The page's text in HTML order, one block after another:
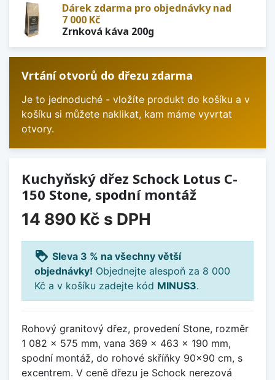
Dárek zdarma pro objednávky nad
7 000 Kč
Zrnková káva 200g
Vrtání otvorů do dřezu zdarma
Je to jednoduché - vložíte produkt do košíku a v
košíku si můžete naklikat, kam máme vyvrtat
otvory.
Kuchyňský dřez Schock Lotus C-
150 Stone, spodní montáž
14 890 Kč s DPH
loyalty Sleva 3 % na všechny větší
objednávky! Objednejte alespoň za 8 000
Kč a v košíku zadejte kód MINUS3.
Rohový granitový dřez, provedení Stone, rozměr
1 082 x 575 mm, vana 369 x 463 x 190 mm,
spodní montáž, do rohové skříňky 90x90 cm, s
excentrem. V ceně dřezu je Schock nerezová